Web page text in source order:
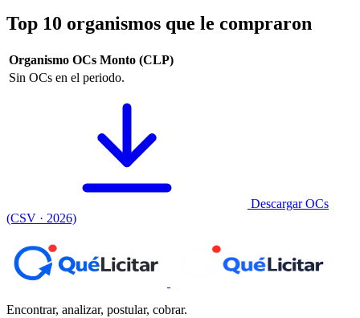
Top 10 organismos que le compraron
Organismo OCs Monto (CLP)
Sin OCs en el periodo.
Descargar OCs
(CSV · 2026)
Encontrar, analizar, postular, cobrar.